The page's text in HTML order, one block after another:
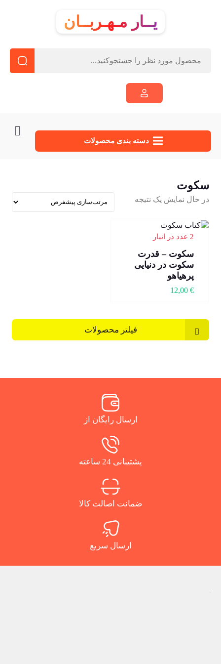
یــار مـهـربــان
دسته‌ بندی محصولات
سکوت
در حال نمایش یک نتیجه
2 عدد در انبار
سکوت – قدرت
سکوت در دنیایی
پرهیاهو
12,00 €
فیلتر محصولات
ارسال رایگان از
پشتیبانی 24 ساعته
ضمانت اصالت کالا
ارسال سریع
.